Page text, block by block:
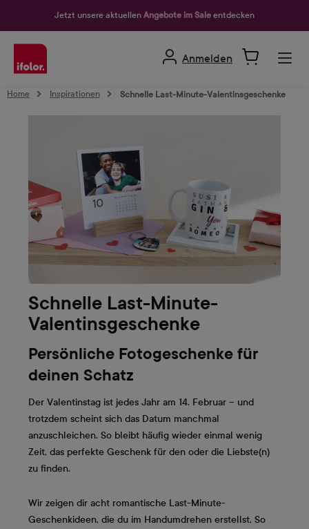
Jetzt unsere aktuellen Angebote im Sale entdecken
Anmelden
Home Inspirationen Schnelle Last-Minute-Valentinsgeschenke
Schnelle Last-Minute-
Valentinsgeschenke
Persönliche Fotogeschenke für
deinen Schatz
Der Valentinstag ist jedes Jahr am 14. Februar – und
trotzdem scheint sich das Datum manchmal
anzuschleichen. So bleibt häufig wieder einmal wenig
Zeit, das perfekte Geschenk für den oder die Liebste(n)
zu finden.
Wir zeigen dir acht romantische Last-Minute-
Geschenkideen, die du im Handumdrehen erstellst. So